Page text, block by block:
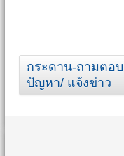
กระดาน-ถามตอบ
ปัญหา/ แจ้งข่าว